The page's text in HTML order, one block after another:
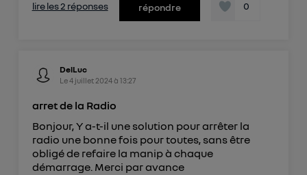
lire les 2 réponses répondre 0
DelLuc
Le4 juillet 2024à 13:27
arret de la Radio
Bonjour, Y a-t-il une solution pour arrêter la
radio une bonne fois pour toutes, sans être
obligé de refaire la manip à chaque
démarrage. Merci par avance